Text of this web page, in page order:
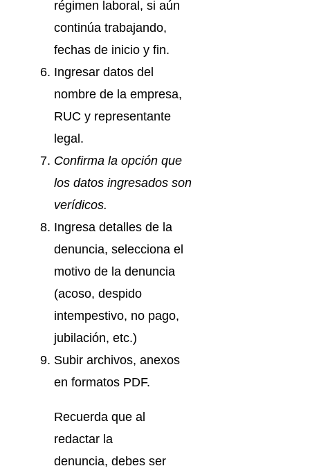
régimen laboral, si aún
continúa trabajando,
fechas de inicio y fin.
Ingresar datos del
nombre de la empresa,
RUC y representante
legal.
Confirma la opción que
los datos ingresados son
verídicos.
Ingresa detalles de la
denuncia, selecciona el
motivo de la denuncia
(acoso, despido
intempestivo, no pago,
jubilación, etc.)
Subir archivos, anexos
en formatos PDF.
Recuerda que al
redactar la
denuncia, debes ser